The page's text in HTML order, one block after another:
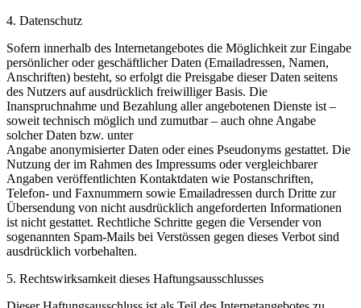
4. Datenschutz
Sofern innerhalb des Internetangebotes die Möglichkeit zur Eingabe
persönlicher oder geschäftlicher Daten (Emailadressen, Namen,
Anschriften) besteht, so erfolgt die Preisgabe dieser Daten seitens
des Nutzers auf ausdrücklich freiwilliger Basis. Die
Inanspruchnahme und Bezahlung aller angebotenen Dienste ist –
soweit technisch möglich und zumutbar – auch ohne Angabe
solcher Daten bzw. unter
Angabe anonymisierter Daten oder eines Pseudonyms gestattet. Die
Nutzung der im Rahmen des Impressums oder vergleichbarer
Angaben veröffentlichten Kontaktdaten wie Postanschriften,
Telefon- und Faxnummern sowie Emailadressen durch Dritte zur
Übersendung von nicht ausdrücklich angeforderten Informationen
ist nicht gestattet. Rechtliche Schritte gegen die Versender von
sogenannten Spam-Mails bei Verstössen gegen dieses Verbot sind
ausdrücklich vorbehalten.
5. Rechtswirksamkeit dieses Haftungsausschlusses